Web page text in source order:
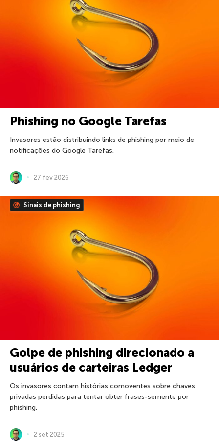
Phishing no Google Tarefas
Invasores estão distribuindo links de phishing por meio de
notificações do Google Tarefas.
27 fev 2026
Sinais de phishing
Golpe de phishing direcionado a
usuários de carteiras Ledger
Os invasores contam histórias comoventes sobre chaves
privadas perdidas para tentar obter frases-semente por
phishing.
2 set 2025